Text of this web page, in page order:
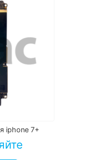
iphone 7+